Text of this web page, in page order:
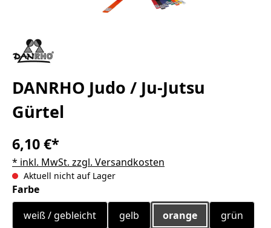
DANRHO Judo / Ju-Jutsu
Gürtel
6,10 €*
* inkl. MwSt. zzgl. Versandkosten
Aktuell nicht auf Lager
Farbeauswählen
weiß / gebleicht
gelb orange grün